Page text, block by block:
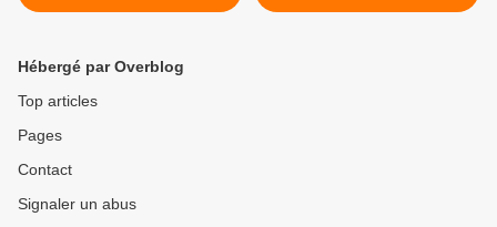
Hébergé par Overblog
Top articles
Pages
Contact
Signaler un abus